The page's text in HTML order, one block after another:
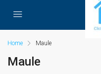
Home Maule
Maule